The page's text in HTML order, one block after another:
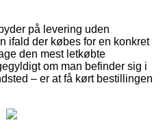
på levering uden
ifald der købes for en konkret
den mest letkøbte
om man befinder sig i
– er at få kørt bestillingen